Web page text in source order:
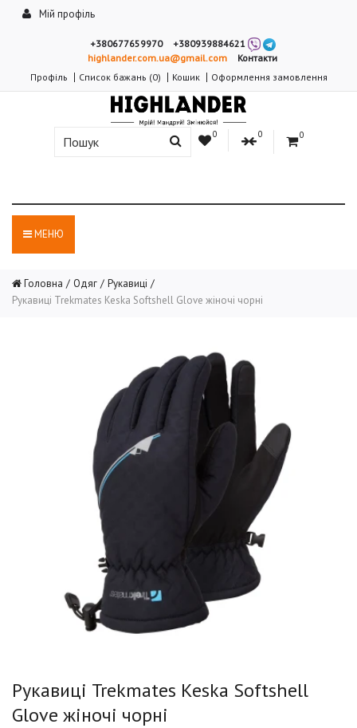
Мій профіль
+380677659970
+380939884621
highlander.com.ua@gmail.com
Контакти
Профіль
Список бажань (0) Кошик Оформлення замовлення
0 0 0
МЕНЮ
Головна Одяг
Рукавиці
Рукавиці Trekmates Keska Softshell Glove жіночі чорні
Рукавиці Trekmates Keska Softshell
Glove жіночі чорні